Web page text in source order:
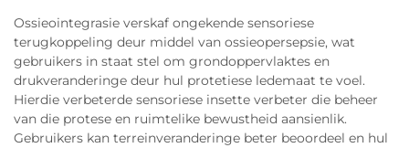
Ossieointegrasie verskaf ongekende sensoriese
terugkoppeling deur middel van ossieopersepsie, wat
gebruikers in staat stel om grondoppervlaktes en
drukveranderinge deur hul protetiese ledemaat te voel.
Hierdie verbeterde sensoriese insette verbeter die beheer
van die protese en ruimtelike bewustheid aansienlik.
Gebruikers kan terreinveranderinge beter beoordeel en hul